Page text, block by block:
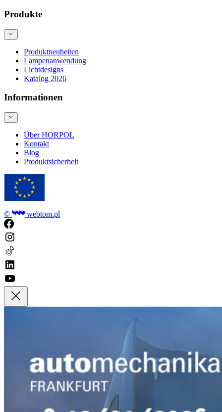
Produkte
Produktneuheiten
Lampenanwendung
Lichtdesigns
Katalog 2026
Informationen
Über HORPOL
Kontakt
Blog
Produktsicherheit
© webtom.pl